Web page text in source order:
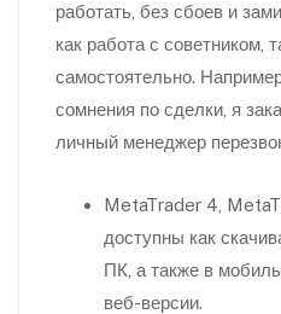
работать, без сбоев и
как работа с советником,
самостоятельно.
сомнения по сделки, я
личный менеджер
MetaTrader 4,
доступны как
ПК, а также в
веб-версии.